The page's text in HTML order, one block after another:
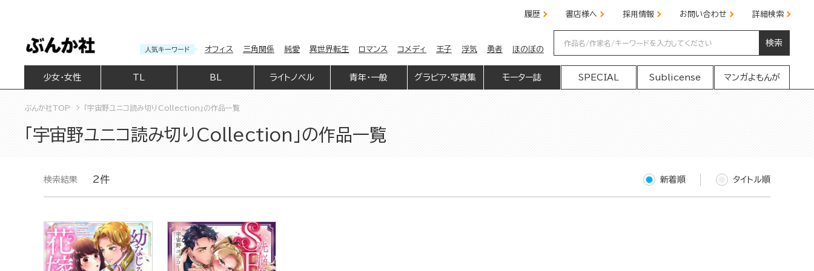
履歴 書店様へ 採用情報 お問い合わせ 詳細検索
人気キーワード オフィス 三角関係 純愛 異世界転生 ロマンス コメディ 王子 浮気 勇者 ほのぼの
検索
少女・女性 BL ライトノベル 青年・一般 グラビア・写真集 モーター誌 SPECIAL Sublicense マンガよもんが
ぶんか社TOP 「宇宙野ユニコ読み切りCollection」の作品一覧
「宇宙野ユニコ読み切りCollection」の作品一覧
検索結果 2件 新着順 タイトル順